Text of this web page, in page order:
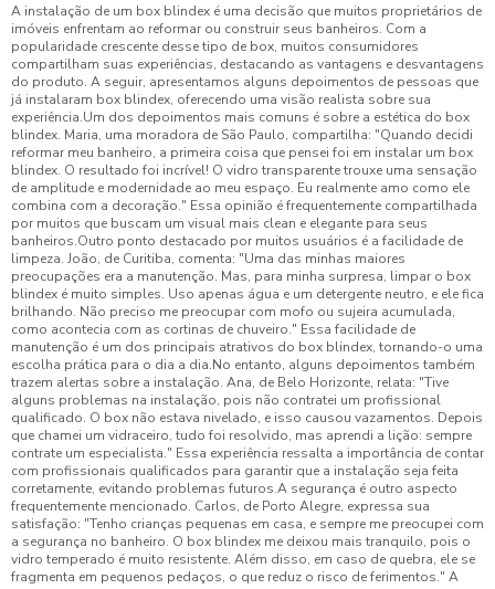
A instalação de um box blindex é uma decisão que muitos proprietários de
imóveis enfrentam ao reformar ou construir seus banheiros. Com a
popularidade crescente desse tipo de box, muitos consumidores
compartilham suas experiências, destacando as vantagens e desvantagens
do produto. A seguir, apresentamos alguns depoimentos de pessoas que
já instalaram box blindex, oferecendo uma visão realista sobre sua
experiência.Um dos depoimentos mais comuns é sobre a estética do box
blindex. Maria, uma moradora de São Paulo, compartilha: "Quando decidi
reformar meu banheiro, a primeira coisa que pensei foi em instalar um box
blindex. O resultado foi incrível! O vidro transparente trouxe uma sensação
de amplitude e modernidade ao meu espaço. Eu realmente amo como ele
combina com a decoração." Essa opinião é frequentemente compartilhada
por muitos que buscam um visual mais clean e elegante para seus
banheiros.Outro ponto destacado por muitos usuários é a facilidade de
limpeza. João, de Curitiba, comenta: "Uma das minhas maiores
preocupações era a manutenção. Mas, para minha surpresa, limpar o box
blindex é muito simples. Uso apenas água e um detergente neutro, e ele fica
brilhando. Não preciso me preocupar com mofo ou sujeira acumulada,
como acontecia com as cortinas de chuveiro." Essa facilidade de
manutenção é um dos principais atrativos do box blindex, tornando-o uma
escolha prática para o dia a dia.No entanto, alguns depoimentos também
trazem alertas sobre a instalação. Ana, de Belo Horizonte, relata: "Tive
alguns problemas na instalação, pois não contratei um profissional
qualificado. O box não estava nivelado, e isso causou vazamentos. Depois
que chamei um vidraceiro, tudo foi resolvido, mas aprendi a lição: sempre
contrate um especialista." Essa experiência ressalta a importância de contar
com profissionais qualificados para garantir que a instalação seja feita
corretamente, evitando problemas futuros.A segurança é outro aspecto
frequentemente mencionado. Carlos, de Porto Alegre, expressa sua
satisfação: "Tenho crianças pequenas em casa, e sempre me preocupei com
a segurança no banheiro. O box blindex me deixou mais tranquilo, pois o
vidro temperado é muito resistente. Além disso, em caso de quebra, ele se
fragmenta em pequenos pedaços, o que reduz o risco de ferimentos." A